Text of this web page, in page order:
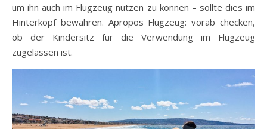
um ihn auch im Flugzeug nutzen zu können – sollte dies im
Hinterkopf bewahren. Apropos Flugzeug: vorab checken,
ob der Kindersitz für die Verwendung im Flugzeug
zugelassen ist.